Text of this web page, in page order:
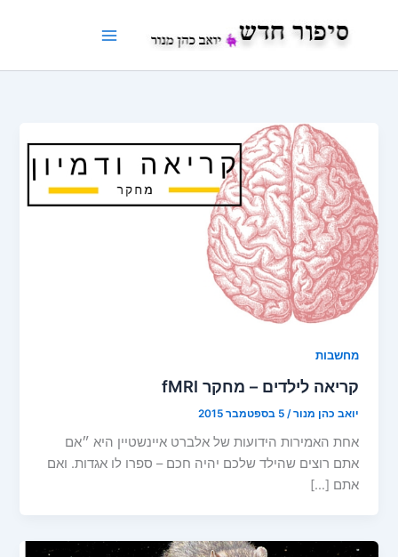
מחשבות
קריאה לילדים – מחקר fMRI
יואב כהן מנור/5 בספטמבר 2015
אחת האמירות הידועות של אלברט איינשטיין היא ״אם
אתם רוצים שהילד שלכם יהיה חכם – ספרו לו אגדות. ואם
אתם […]